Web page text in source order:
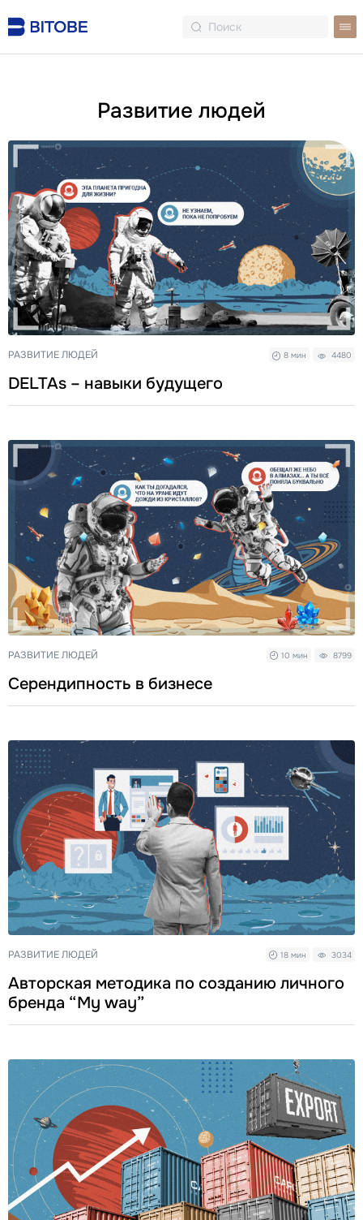
Развитие людей
РАЗВИТИЕ ЛЮДЕЙ 8 мин 4480
DELTAs – навыки будущего
РАЗВИТИЕ ЛЮДЕЙ 10 мин 8799
Серендипность в бизнесе
РАЗВИТИЕ ЛЮДЕЙ 18 мин 3034
Авторская методика по созданию личного
бренда “My way”